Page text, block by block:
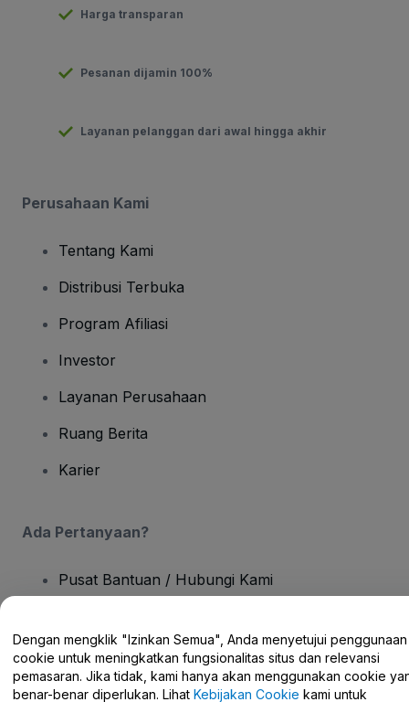
Harga transparan
Pesanan dijamin 100%
Layanan pelanggan dari awal hingga akhir
Perusahaan Kami
Tentang Kami
Distribusi Terbuka
Program Afiliasi
Investor
Layanan Perusahaan
Ruang Berita
Karier
Ada Pertanyaan?
Pusat Bantuan / Hubungi Kami
Hak Cipta © viagogo GmbH 2026 Detail Perusahaan
Dengan mengklik "Izinkan Semua", Anda menyetujui penggunaan
cookie untuk meningkatkan fungsionalitas situs dan relevansi
pemasaran. Jika tidak, kami hanya akan menggunakan cookie
benar-benar diperlukan. Lihat Kebijakan Cookie kami untuk